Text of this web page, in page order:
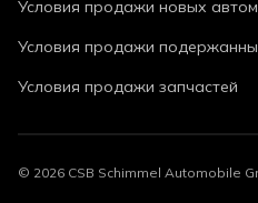
Условия продажи новых
Условия продажи
Условия продажи запчастей
© 2026 CSB Schimmel Automobile